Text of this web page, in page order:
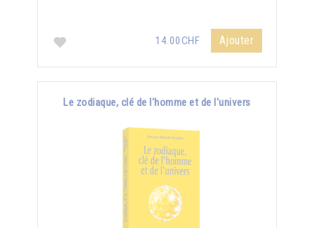
14.00CHF Ajouter
Le zodiaque, clé de l'homme et de l'univers